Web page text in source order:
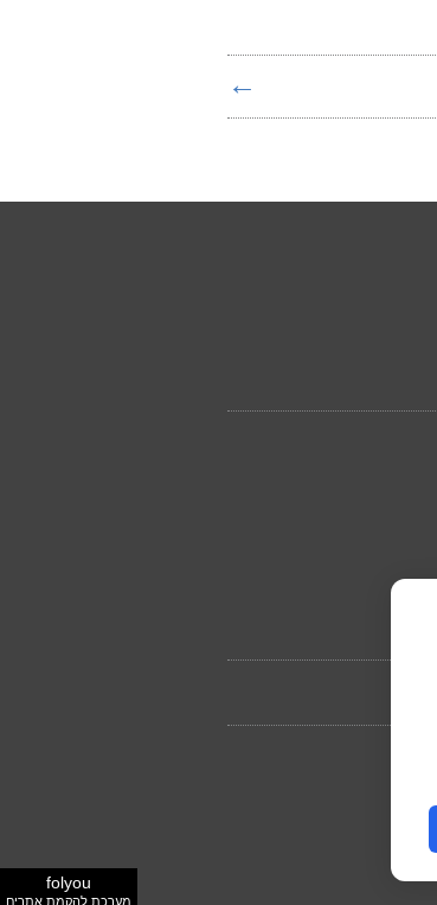
←
folyou
מערכת להקמת אתרים